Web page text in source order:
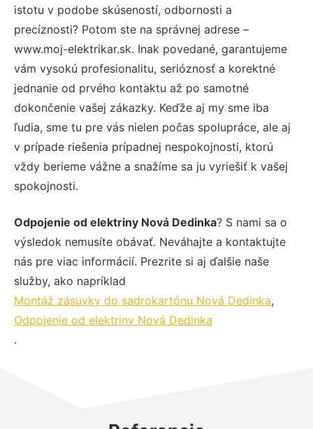
istotu v podobe skúseností, odbornosti a
precíznosti? Potom ste na správnej adrese –
www.moj-elektrikar.sk. Inak povedané, garantujeme
vám vysokú profesionalitu, serióznosť a korektné
jednanie od prvého kontaktu až po samotné
dokončenie vašej zákazky. Keďže aj my sme iba
ľudia, sme tu pre vás nielen počas spolupráce, ale aj
v prípade riešenia prípadnej nespokojnosti, ktorú
vždy berieme vážne a snažíme sa ju vyriešiť k vašej
spokojnosti.
Odpojenie od elektriny Nová Dedinka? S nami sa o
výsledok nemusíte obávať. Neváhajte a kontaktujte
nás pre viac informácií. Prezrite si aj ďalšie naše
služby, ako napríklad
Montáž zásuvky do sadrokartónu Nová Dedinka,
Odpojenie od elektriny Nová Dedinka
.